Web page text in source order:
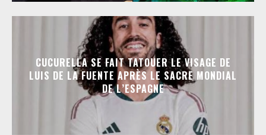
CUCURELLA SE FAIT TATOUER LE VISAGE DE
LUIS DE LA FUENTE APRÈS LE SACRE MONDIAL
DE L’ESPAGNE